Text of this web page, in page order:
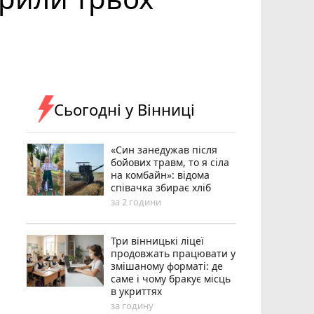
Сьогодні у Вінниці
«Син занедужав після
бойових травм, то я сіла
на комбайн»: відома
співачка збирає хліб
за 2 години
Три вінницькі ліцеї
продовжать працювати у
змішаному форматі: де
саме і чому бракує місць
в укриттях
за годину